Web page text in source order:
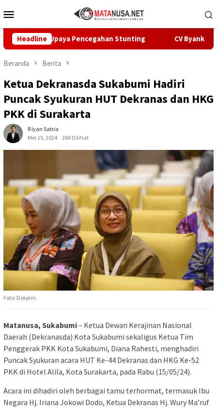
ke
Mobile
Headline
Upaya Pencegahan Stunting CV Byankarya Pastikan
Beranda Berita
Ketua Dekranasda Sukabumi Hadiri
Puncak Syukuran HUT Dekranas dan HKG
PKK di Surakarta
R Iyan Satria
Mei 15, 2024
284 Dilihat
Foto: Dokpim.
Matanusa, Sukabumi– Ketua Dewan Kerajinan Nasional
Daerah (Dekranasda) Kota Sukabumi sekaligus Ketua Tim
Penggerak PKK Kota Sukabumi, Diana Rahesti, menghadiri
Puncak Syukuran acara HUT Ke-44 Dekranas dan HKG Ke-52
PKK di Hotel Alila, Kota Surakarta, pada Rabu (15/05/24).
Acara ini dihadiri oleh berbagai tamu terhormat, termasuk Ibu
Negara Hj. Iriana Jokowi Dodo, Ketua Dekranas Hj. Wury Ma’ruf